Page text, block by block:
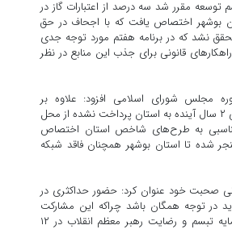
مقرر شد سه درصد از اعتبارات گاز در
بوشهر اختصاص یافت که با اجحاف در حق
نشد که در برنامه هفتم مورد توجه جدی
راهکارهای قانونی برای جذب این منابع در نظر
مجلس شورای اسلامی افزود: علاوه بر
اعتبارات آلایندگی که طی ۲ سال آینده به استان پرداخت نشده از محل
مناسبی به طرح‌های شاخص استان اختصاص
شده تا استان بوشهر همچنان فاقد شبکه
صحبت خود عنوان کرد: حضور حداکثری در
باید در توجه همگان باشد چراکه این مشارکت
حداکثری بدون تردید مایه تبسم و رضایت رهبر معظم انقلاب در ۱۲